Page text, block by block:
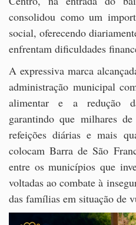
consolidou como um
social, oferecendo
enfrentam dificuldades
A expressiva marca
administração municipal
alimentar e a redução
garantindo que milhares
refeições diárias e mais
colocam Barra de São
entre os municípios que
voltadas ao combate à
das famílias em situação de